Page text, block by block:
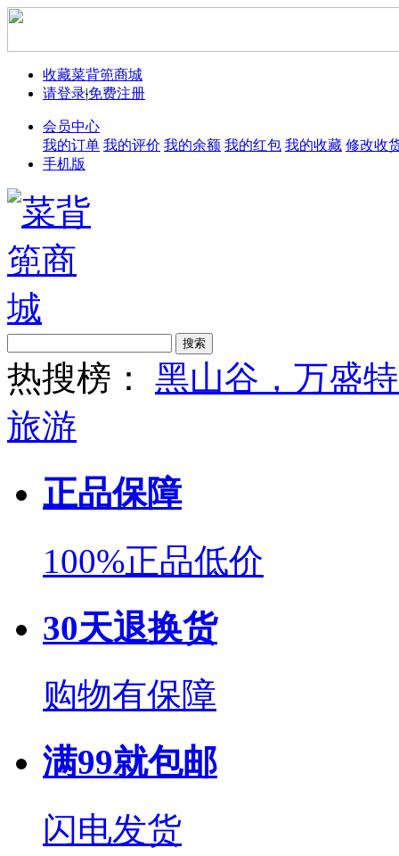
收藏菜背篼商城
请登录|免费注册
会员中心
我的订单 我的评价 我的余额 我的红包 我的收藏 修改收
手机版
搜索
热搜榜：
黑山谷，万盛
旅游
正品保障
100%正品低价
30天退换货
购物有保障
满99就包邮
闪电发货